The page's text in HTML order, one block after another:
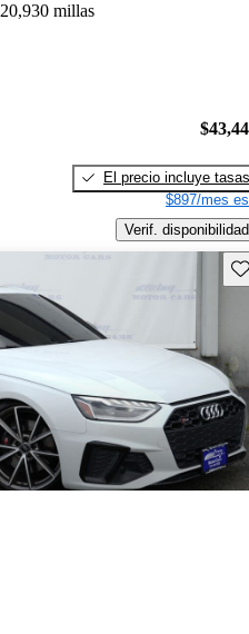
20,930 millas
El precio incluye tasas
$897/mes
Verif. disponibilidad